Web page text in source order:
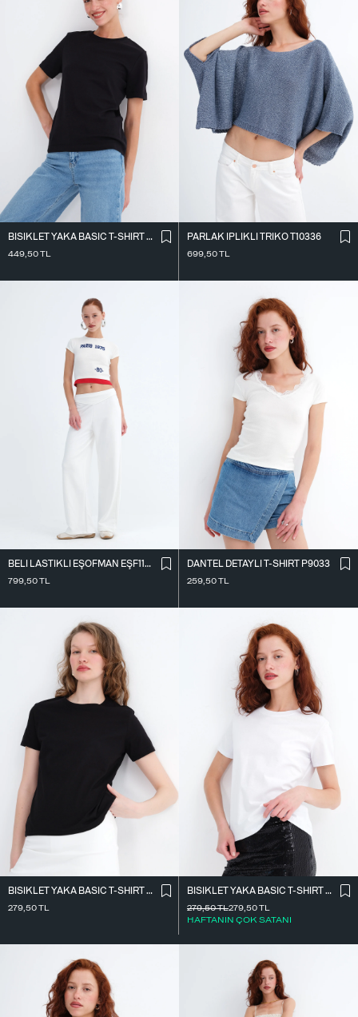
BISIKLET YAKA BASIC T-SHIRT P05040
449,50TL
PARLAK İ̇PLIKLI TRIKO T10336
699,50TL
BELI LASTIKLI EŞOFMAN EŞF11131
799,50TL
DANTEL DETAYLI T-SHIRT P9033
259,50TL
BISIKLET YAKA BASIC T-SHIRT P4322-1
279,50TL
BISIKLET YAKA BASIC T-SHIRT P4322-1
279,50TL
HAFTANIN ÇOK SATANI
279,50TL